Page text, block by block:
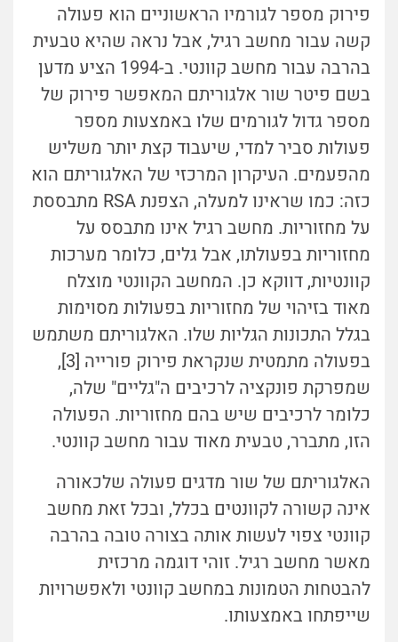
פירוק מספר לגורמיו הראשוניים הוא פעולה
קשה עבור מחשב רגיל, אבל נראה שהיא טבעית
בהרבה עבור מחשב קוונטי. ב-1994 הציע מדען
בשם פיטר שור אלגוריתם המאפשר פירוק של
מספר גדול לגורמים שלו באמצעות מספר
פעולות סביר למדי, שיעבוד קצת יותר משליש
מהפעמים. העיקרון המרכזי של האלגוריתם הוא
כזה: כמו שראינו למעלה, הצפנת RSA מתבססת
על מחזוריות. מחשב רגיל אינו מתבסס על
מחזוריות בפעולתו, אבל גלים, כלומר מערכות
קוונטיות, דווקא כן. המחשב הקוונטי מוצלח
מאוד בזיהוי של מחזוריות בפעולות מסוימות
בגלל התכונות הגליות שלו. האלגוריתם משתמש
בפעולה מתמטית שנקראת פירוק פורייה [3],
שמפרקת פונקציה לרכיבים ה"גליים" שלה,
כלומר לרכיבים שיש בהם מחזוריות. הפעולה
הזו, מתברר, טבעית מאוד עבור מחשב קוונטי.
האלגוריתם של שור מדגים פעולה שלכאורה
אינה קשורה לקוונטים בכלל, ובכל זאת מחשב
קוונטי צפוי לעשות אותה בצורה טובה בהרבה
מאשר מחשב רגיל. זוהי דוגמה מרכזית
להבטחות הטמונות במחשב קוונטי ולאפשרויות
שייפתחו באמצעותו.